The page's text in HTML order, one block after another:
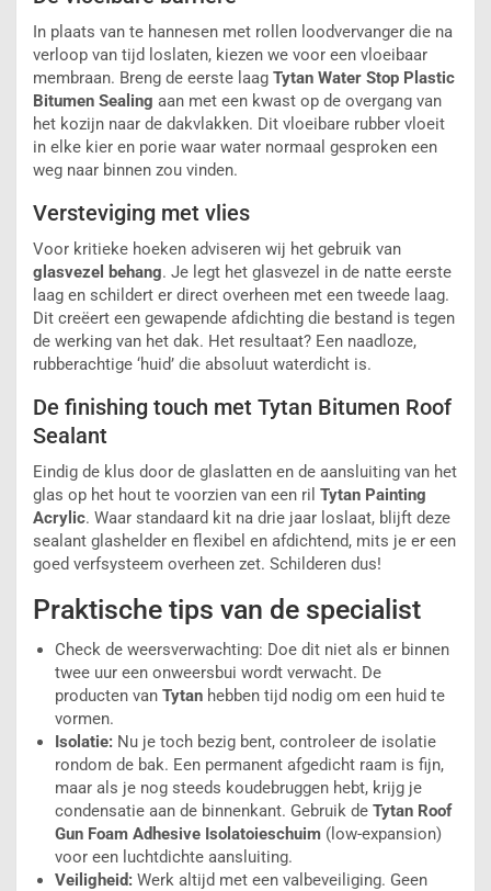
In plaats van te hannesen met rollen loodvervanger die na
verloop van tijd loslaten, kiezen we voor een vloeibaar
membraan. Breng de eerste laag Tytan Water Stop Plastic
Bitumen Sealing aan met een kwast op de overgang van
het kozijn naar de dakvlakken. Dit vloeibare rubber vloeit
in elke kier en porie waar water normaal gesproken een
weg naar binnen zou vinden.
Versteviging met vlies
Voor kritieke hoeken adviseren wij het gebruik van
glasvezel behang. Je legt het glasvezel in de natte eerste
laag en schildert er direct overheen met een tweede laag.
Dit creëert een gewapende afdichting die bestand is tegen
de werking van het dak. Het resultaat? Een naadloze,
rubberachtige ‘huid’ die absoluut waterdicht is.
De finishing touch met Tytan Bitumen Roof
Sealant
Eindig de klus door de glaslatten en de aansluiting van het
glas op het hout te voorzien van een ril Tytan Painting
Acrylic. Waar standaard kit na drie jaar loslaat, blijft deze
sealant glashelder en flexibel en afdichtend, mits je er een
goed verfsysteem overheen zet. Schilderen dus!
Praktische tips van de specialist
Check de weersverwachting: Doe dit niet als er binnen
twee uur een onweersbui wordt verwacht. De
producten van Tytan hebben tijd nodig om een huid te
vormen.
Isolatie: Nu je toch bezig bent, controleer de isolatie
rondom de bak. Een permanent afgedicht raam is fijn,
maar als je nog steeds koudebruggen hebt, krijg je
condensatie aan de binnenkant. Gebruik de Tytan Roof
Gun Foam Adhesive Isolatoieschuim (low-expansion)
voor een luchtdichte aansluiting.
Veiligheid: Werk altijd met een valbeveiliging. Geen